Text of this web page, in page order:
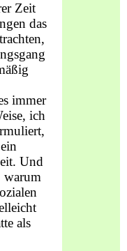
Zeit
das
immer
ich
Und
warum
als